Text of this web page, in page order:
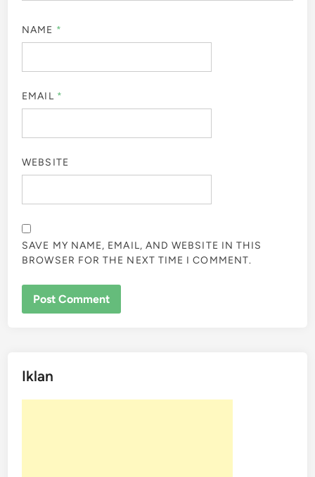
NAME *
EMAIL *
WEBSITE
SAVE MY NAME, EMAIL, AND WEBSITE IN THIS
BROWSER FOR THE NEXT TIME I COMMENT.
Iklan